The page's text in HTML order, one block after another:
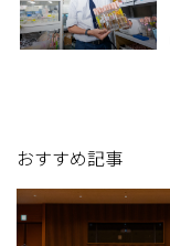
おすすめ記事